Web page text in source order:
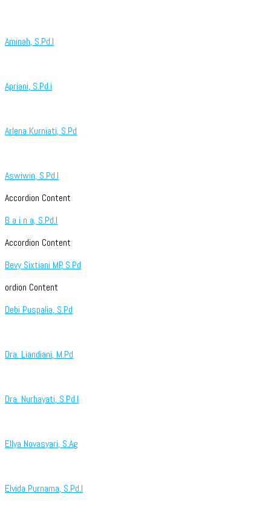
Aminah, S.Pd.I
Apriani, S.Pd.i
Arlena Kurniati, S.Pd
Aswiwin, S.Pd.I
Accordion Content
B a i n a, S.Pd.I
Accordion Content
Bevy Sixtiani MP, S.Pd
ordion Content
Debi Puspalia, S.Pd
Dra. Liandiani, M.Pd
Dra. Nurhayati, S.Pd.I
Ellya Novasyari, S.Ag
Elvida Purnama, S.Pd.I